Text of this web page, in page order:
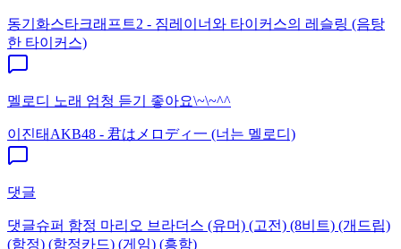
동기화스타크래프트2 - 짐레이너와 타이커스의 레슬링 (음탕
한 타이커스)
멜로디 노래 엄청 듣기 좋아요\~\~^^
이진태 AKB48 - 君はメロディ一 (너는 멜로디)
댓글
댓글슈퍼 함정 마리오 브라더스 (유머) (고전) (8비트) (개드립)
(함정) (함정카드) (게임) (흥함)